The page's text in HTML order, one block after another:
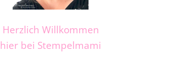
Herzlich Willkommen
hier bei Stempelmami